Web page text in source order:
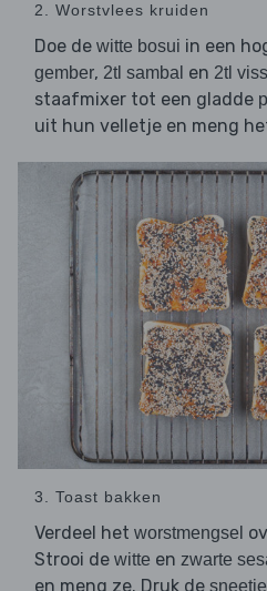
2. Worstvlees kruiden
Doe de witte bosui in een
gember, 2tl sambal en 2tl
staafmixer tot een gladde
uit hun velletje en meng
3. Toast bakken
Verdeel het worstmengsel
Strooi de witte en zwarte
en meng ze. Druk de